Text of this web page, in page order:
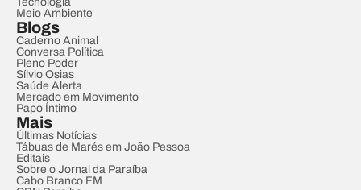
Meio Ambiente
Blogs
Caderno Animal
Conversa Política
Pleno Poder
Sílvio Osias
Saúde Alerta
Mercado em Movimento
Papo Íntimo
Mais
Últimas Notícias
Tábuas de Marés em João Pessoa
Editais
Sobre o Jornal da Paraíba
Cabo Branco FM